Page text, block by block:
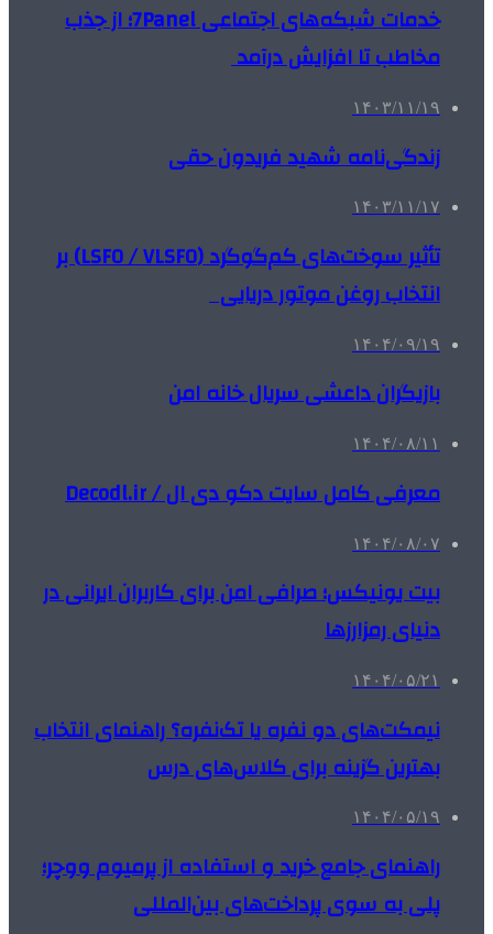
خدمات شبکه‌های اجتماعی 7Panel؛ از جذب
مخاطب تا افزایش درآمد
۱۴۰۳/۱۱/۱۹
زندگی‌نامه شهید فریدون حقی
۱۴۰۳/۱۱/۱۷
تأثیر سوخت‌های کم‌گوگرد (LSFO / VLSFO) بر
انتخاب روغن موتور دریایی
۱۴۰۴/۰۹/۱۹
بازیگران داعشی سریال خانه امن
۱۴۰۴/۰۸/۱۱
معرفی کامل سایت دکو دی ال / Decodl.ir
۱۴۰۴/۰۸/۰۷
بیت یونیکس؛ صرافی امن برای کاربران ایرانی در
دنیای رمزارزها
۱۴۰۴/۰۵/۲۱
نیمکت‌های دو نفره یا تک‌نفره؟ راهنمای انتخاب
بهترین گزینه برای کلاس‌های درس
۱۴۰۴/۰۵/۱۹
راهنمای جامع خرید و استفاده از پرمیوم ووچر؛
پلی به سوی پرداخت‌های بین‌المللی